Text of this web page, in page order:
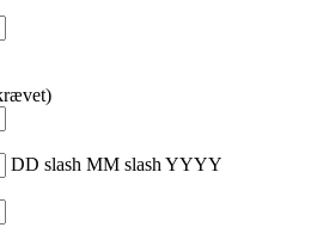
DD slash MM slash YYYY